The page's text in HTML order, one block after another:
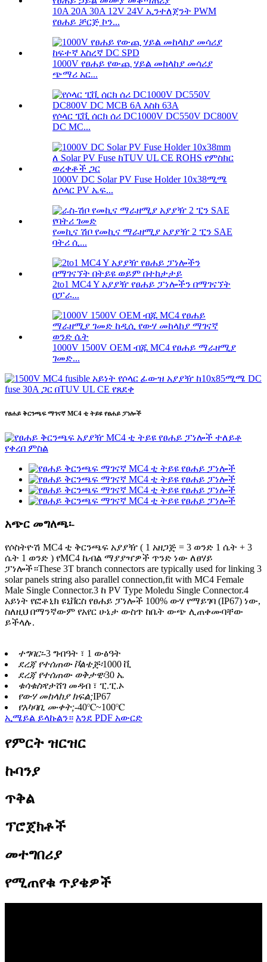
10A 20A 30A 12V 24V ኢንተለጀንት PWM
የፀሐይ ቻርጅ ኮን...
1000V የፀሐይ የውጪ ሃይል መከላከያ መሳሪያ
ጭማሪ አር...
የሶላር ፒቪ ሰርክ ሰሪ DC1000V DC550V DC800V
DC MC...
1000V DC Solar PV Fuse Holder 10x38ሚሜ
ለሶላር PV ኤፍ...
የመኪና ሽቦ የመኪና ማራዘሚያ አያያዥ 2 ፒን SAE
ባትሪ ሲ...
2to1 MC4 Y አያያዥ የፀሐይ ፓነሎችን በማገናኘት
በፓራ...
1000V 1500V OEM ብጁ MC4 የፀሐይ ማራዘሚያ
ገመድ...
የፀሐይ ቅርንጫፍ ማገናኛ MC4 ቲ ትይዩ የፀሐይ ፓነሎች
አጭር መግለጫ፡-
የሶስትዮሽ MC4 ቲ ቅርንጫፍ አያያዥ ( 1 አዘጋጅ = 3 ወንድ 1 ሴት + 3
ሴት 1 ወንድ ) የMC4 ኬብል ማያያዣዎች ጥንድ ነው ለፀሃይ
ፓነሎች።These 3T branch connectors are typically used for linking 3
solar panels string also parallel connection,fit with MC4 Female
Male Single Connector.3 ከ PV Type Moledu Single Connector.4
አይነት የፎቶኒክ ዩኒቨርስ የፀሐይ ፓነሎች 100% ውሃ የማይገባ (IP67) ነው,
ስለዚህ በማንኛውም የአየር ሁኔታ ውስጥ ከቤት ውጭ ሊጠቀሙባቸው
ይችላሉ.
ተግባር፡-3 ግብዓት ፣ 1 ውፅዓት
ደረጃ የተሰጠው ቮልቴጅ፡1000 ቪ
ደረጃ የተሰጠው ወቅታዊ፡30 ኤ
ቁሳቁስ፡የታሸገ መዳብ ፣ ፒ.ፒ.ኦ
የውሃ መከላከያ ክፍል;IP67
የአካባቢ ሙቀት;-40℃~100℃
ኢሜይል ይላኩልን። እንደ PDF አውርድ
የምርት ዝርዝር
ኩባንያ
ጥቅል
ፕሮጀክቶች
መተግበሪያ
የሚጠየቁ ጥያቄዎች